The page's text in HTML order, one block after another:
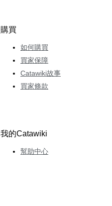
購買
如何購買
買家保障
Catawiki故事
買家條款
我的Catawiki
幫助中心